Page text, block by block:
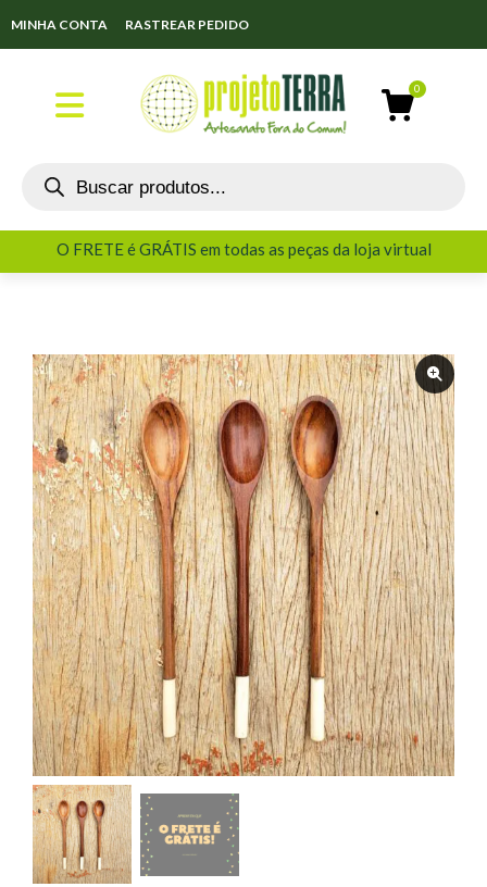
MINHA CONTA RASTREAR PEDIDO
O FRETE é GRÁTIS em todas as peças da loja virtual
O FRETE é GRÁTIS em todas as peças da loja virtual